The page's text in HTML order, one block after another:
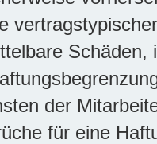
Schäden,
der
für eine